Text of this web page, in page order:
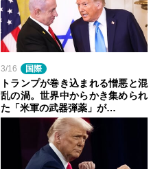
3/16 国際
トランプが巻き込まれる憎悪と混
乱の渦。世界中からかき集められ
た「米軍の武器弾薬」が…